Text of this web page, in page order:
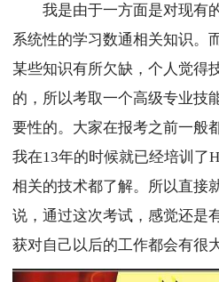
我是由于一方面是对现有
系统性的学习数通相关知识。
某些知识有所欠缺，个人觉得
的，所以考取一个高级专业技
要性的。大家在报考之前一般
我在13年的时候就已经培训了
相关的技术都了解。所以直接
说，通过这次考试，感觉还是
获对自己以后的工作都会有很